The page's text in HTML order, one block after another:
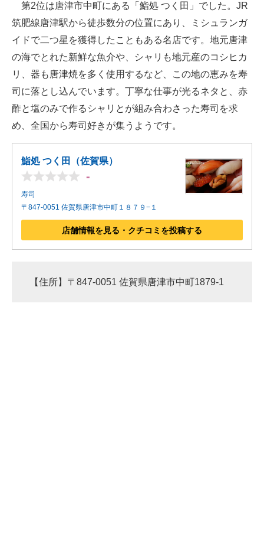
第2位は唐津市中町にある「鮨処 つく田」でした。JR
筑肥線唐津駅から徒歩数分の位置にあり、ミシュランガ
イドで二つ星を獲得したこともある名店です。地元唐津
の海でとれた新鮮な魚介や、シャリも地元産のコシヒカ
リ、器も唐津焼を多く使用するなど、この地の恵みを寿
司に落とし込んでいます。丁寧な仕事が光るネタと、赤
酢と塩のみで作るシャリとが組み合わさった寿司を求
め、全国から寿司好きが集うようです。
鮨処 つく田（佐賀県）
-
寿司
〒847-0051 佐賀県唐津市中町１８７９−１
店舗情報を見る・クチコミを投稿する
【住所】〒847-0051 佐賀県唐津市中町1879-1